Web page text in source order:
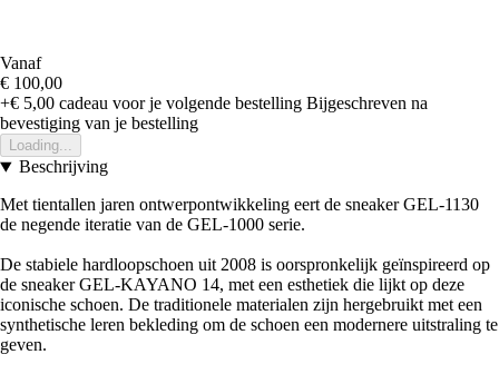
Vanaf
€ 100,00
+€ 5,00 cadeau voor je volgende bestelling Bijgeschreven na
bevestiging van je bestelling
Loading...
Beschrijving
Met tientallen jaren ontwerpontwikkeling eert de sneaker GEL-1130
de negende iteratie van de GEL-1000 serie.
De stabiele hardloopschoen uit 2008 is oorspronkelijk geïnspireerd op
de sneaker GEL-KAYANO 14, met een esthetiek die lijkt op deze
iconische schoen. De traditionele materialen zijn hergebruikt met een
synthetische leren bekleding om de schoen een modernere uitstraling te
geven.